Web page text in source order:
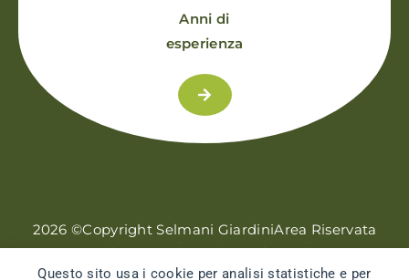
Questo sito usa i cookie per analisi statistiche e per
Anni di
esperienza
2026 ©Copyright Selmani GiardiniArea Riservata
Web Design by Swiss Web Studio